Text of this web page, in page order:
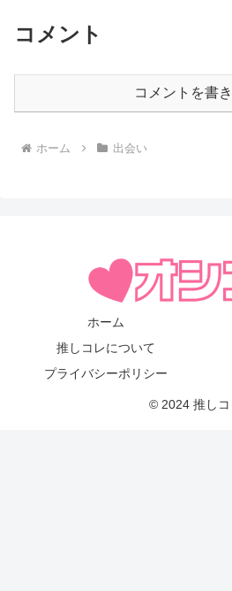
コメント
コメントを書
ホーム 出会い
ホーム
推しコレについて
プライバシーポリシー
© 2024 推しコ